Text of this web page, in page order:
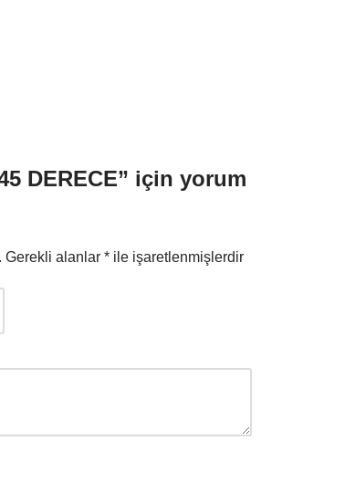
DERECE” için yorum
Gerekli alanlar * ile işaretlenmişlerdir